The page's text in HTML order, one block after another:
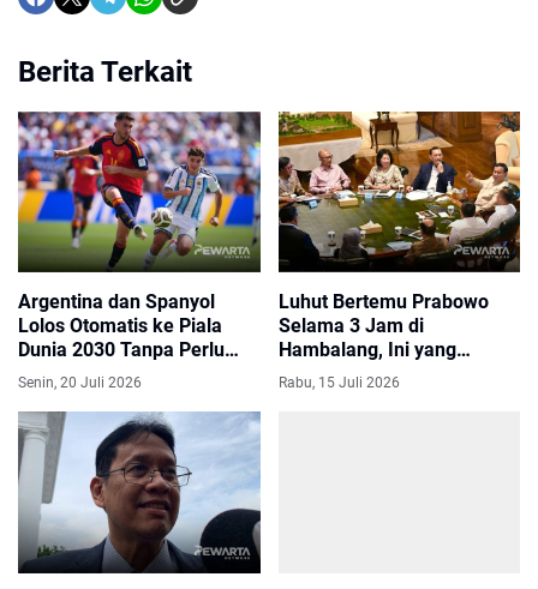
Berita Terkait
Argentina dan Spanyol
Lolos Otomatis ke Piala
Dunia 2030 Tanpa Perlu
Kualifikasi
Senin, 20 Juli 2026
Luhut Bertemu Prabowo
Selama 3 Jam di
Hambalang, Ini yang
Dibahas
Rabu, 15 Juli 2026